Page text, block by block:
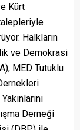
Kürt
Halkların
ve Demokrasi
MED Tutuklu
Derneği